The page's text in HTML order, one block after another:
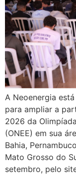
A Neoenergia
para ampliar a
2026 da
(ONEE) em sua
Bahia,
Mato Grosso do
setembro, pelo